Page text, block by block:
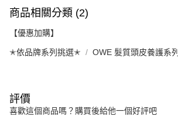
商品相關分類 (2)
【優惠加購】
✭依品牌系列挑選✭ OWE 髮質頭皮養護系列
評價
喜歡這個商品嗎？購買後給他一個好評吧